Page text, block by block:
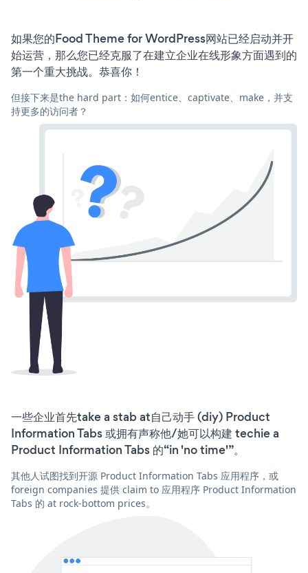
如果您的Food Theme for WordPress网站已经启动并开
始运营，那么您已经克服了在建立企业在线形象方面遇到的
第一个重大挑战。恭喜你！
但接下来是the hard part：如何entice、captivate、make，并支
持更多的访问者？
一些企业首先take a stab at自己动手 (diy) Product
Information Tabs 或拥有声称他/她可以构建 techie a
Product Information Tabs 的“in 'no time'”。
其他人试图找到开源 Product Information Tabs 应用程序，或
foreign companies 提供 claim to 应用程序 Product Information
Tabs 的 at rock-bottom prices。